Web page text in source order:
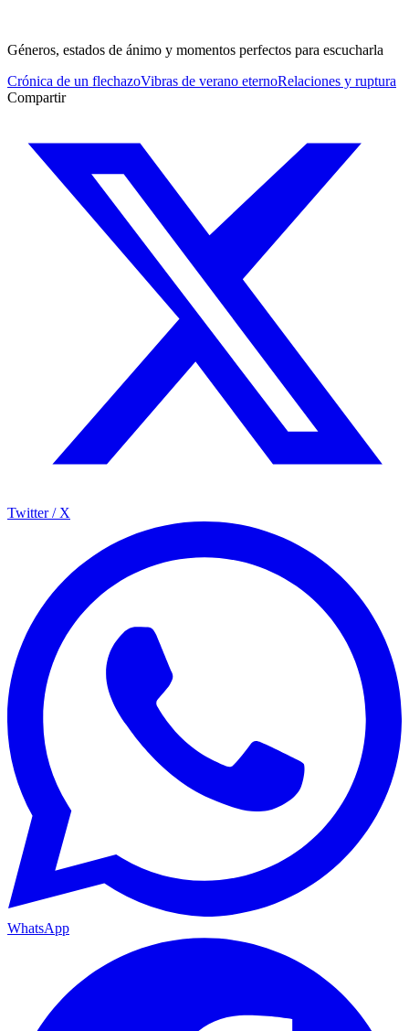
Géneros, estados de ánimo y momentos perfectos para escucharla
Crónica de un flechazoVibras de verano eternoRelaciones y ruptura
Compartir
Twitter / X
WhatsApp